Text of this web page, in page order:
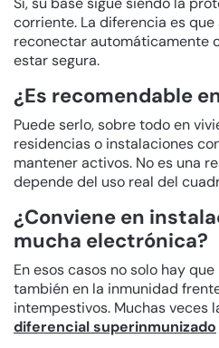
corriente. La diferencia es
reconectar automáticamente
estar segura.
¿Es recomendable
Puede serlo, sobre todo en
residencias o instalaciones
mantener activos. No es una
depende del uso real del
¿Conviene en
mucha electrónica?
En esos casos no solo hay
también en la inmunidad
intempestivos. Muchas veces
diferencial superinmunizado